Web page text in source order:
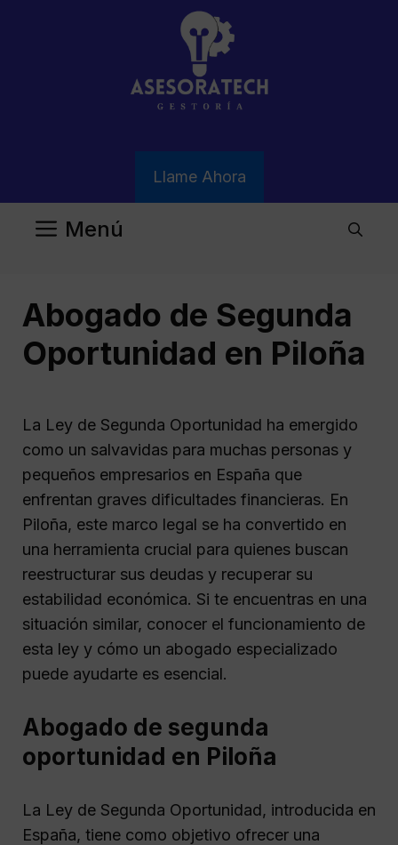
Llame Ahora
Menú
Abogado de Segunda
Oportunidad en Piloña
La Ley de Segunda Oportunidad ha emergido
como un salvavidas para muchas personas y
pequeños empresarios en España que
enfrentan graves dificultades financieras. En
Piloña, este marco legal se ha convertido en
una herramienta crucial para quienes buscan
reestructurar sus deudas y recuperar su
estabilidad económica. Si te encuentras en una
situación similar, conocer el funcionamiento de
esta ley y cómo un abogado especializado
puede ayudarte es esencial.
Abogado de segunda
oportunidad en Piloña
La Ley de Segunda Oportunidad, introducida en
España, tiene como objetivo ofrecer una